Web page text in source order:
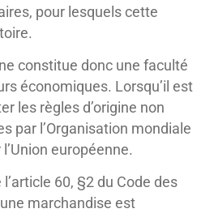
pour lesquels cette
constitue donc une faculté
économiques. Lorsqu’il est
les règles d’origine non
par l’Organisation mondiale
européenne.
60, §2 du Code des
marchandise est